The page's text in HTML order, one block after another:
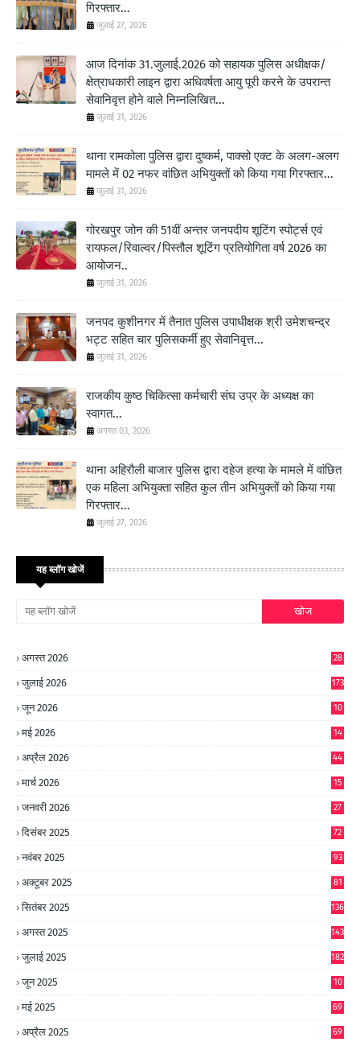
गिरफ्तार...
जुलाई 27, 2026
आज दिनांक 31.जुलाई.2026 को सहायक पुलिस अधीक्षक/
क्षेत्राधकारी लाइन द्वारा अधिवर्षता आयु पूरी करने के उपरान्त
सेवानिवृत्त होने वाले निम्नलिखित...
जुलाई 31, 2026
थाना रामकोला पुलिस द्वारा दुष्कर्म, पाक्सो एक्ट के अलग-अलग
मामले में 02 नफर वांछित अभियुक्तों को किया गया गिरफ्तार...
जुलाई 31, 2026
गोरखपुर जोन की 51वीं अन्तर जनपदीय शूटिंग स्पोर्ट्स एवं
रायफल/रिवाल्वर/पिस्तौल शूटिंग प्रतियोगिता वर्ष 2026 का
आयोजन..
जुलाई 31, 2026
जनपद कुशीनगर में तैनात पुलिस उपाधीक्षक श्री उमेशचन्द्र
भट्ट सहित चार पुलिसकर्मी हुए सेवानिवृत्त...
जुलाई 31, 2026
राजकीय कुष्ठ चिकित्सा कर्मचारी संघ उप्र के अध्यक्ष का
स्वागत...
अगस्त 03, 2026
थाना अहिरौली बाजार पुलिस द्वारा दहेज हत्या के मामले में वांछित
एक महिला अभियुक्ता सहित कुल तीन अभियुक्तों को किया गया
गिरफ्तार...
जुलाई 27, 2026
यह ब्लॉग खोजें
अगस्त 2026 28
जुलाई 2026 173
जून 2026
10
मई 2026
14
अप्रैल 2026 44
मार्च 2026 15
जनवरी 2026 27
दिसंबर 2025 72
नवंबर 2025 93
अक्टूबर 2025 81
सितंबर 2025 136
अगस्त 2025 143
जुलाई 2025 182
जून 2025
10
मई 2025 69
अप्रैल 2025 69